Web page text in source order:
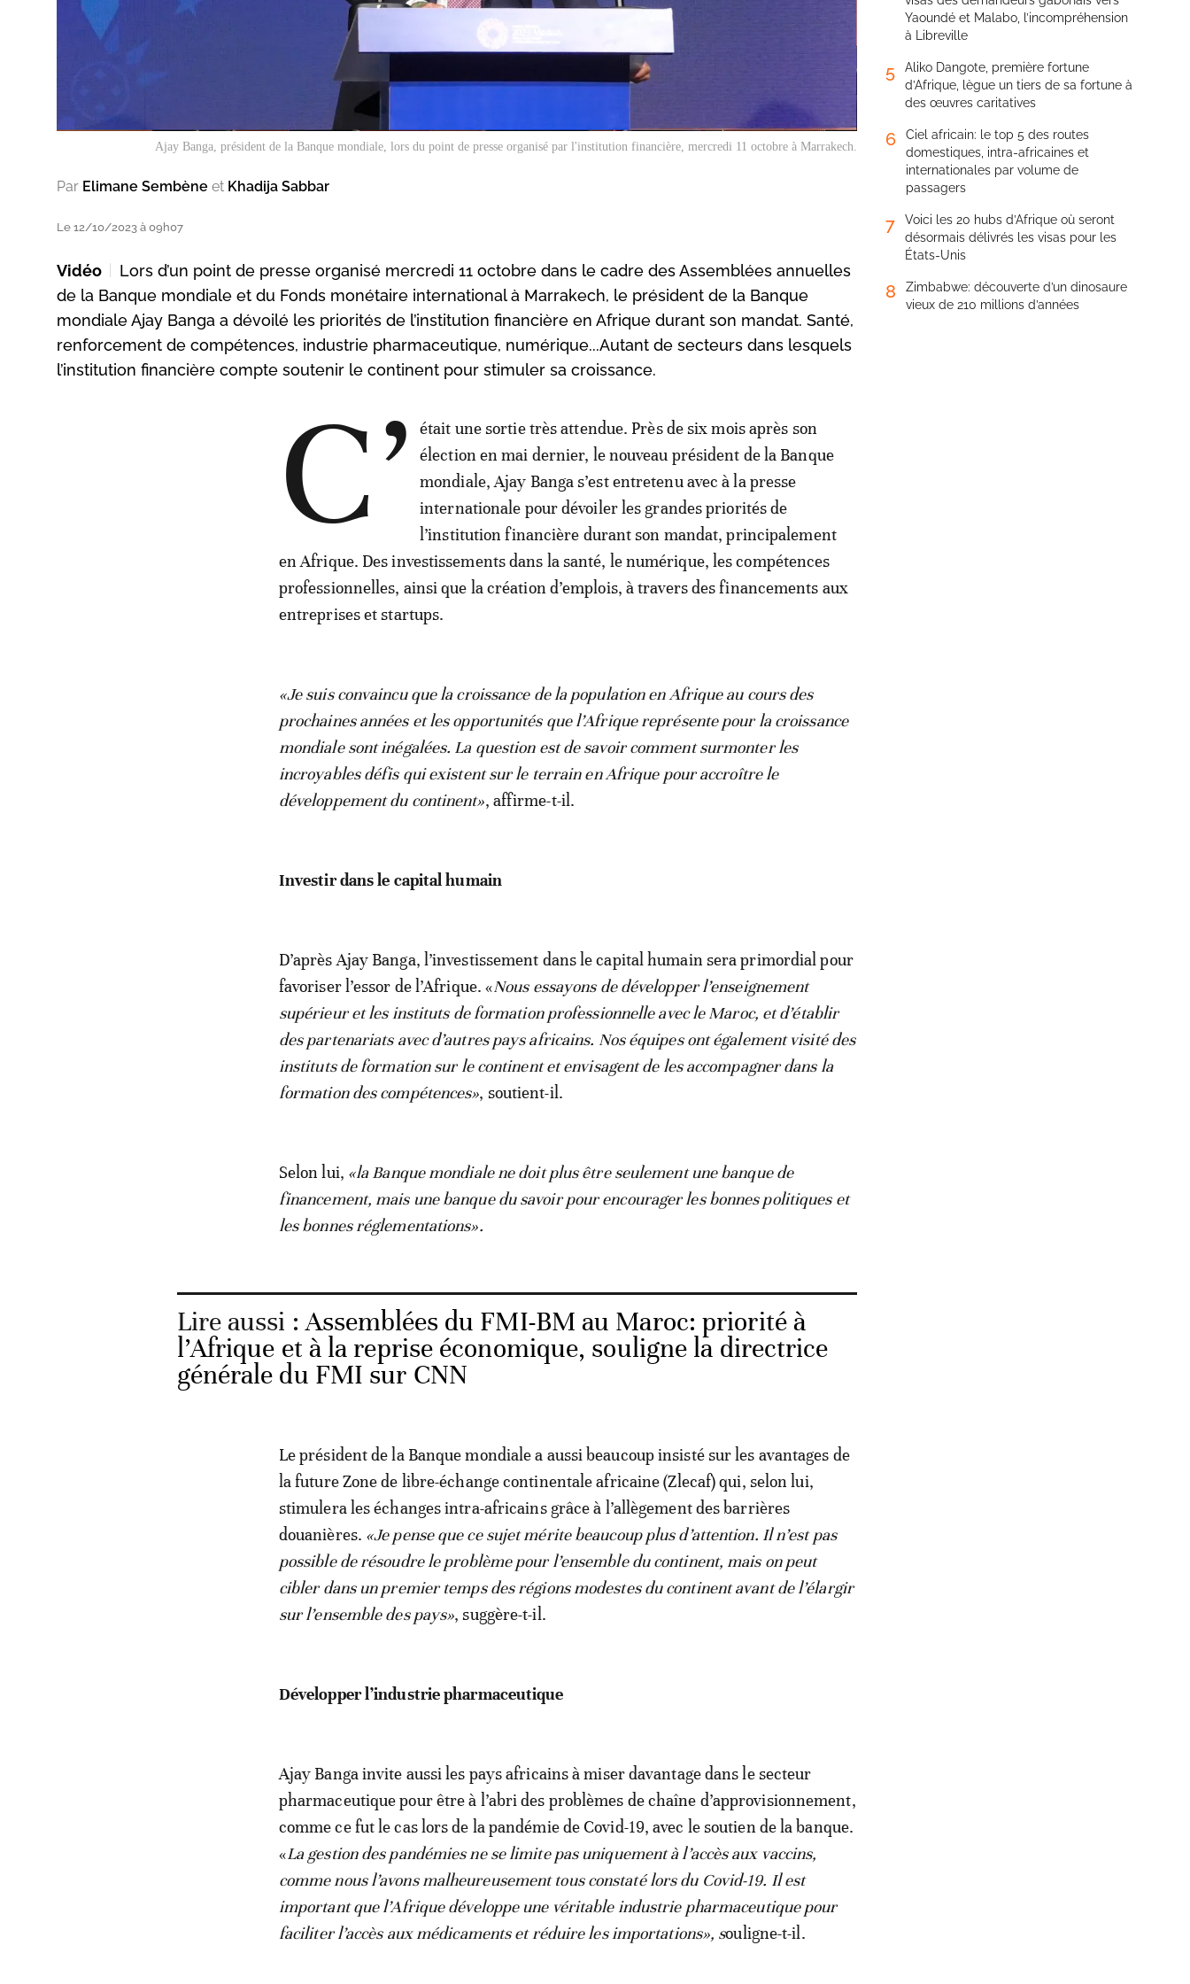
Ajay Banga, président de la Banque mondiale, lors du point de presse organisé par l'institution financière, mercredi 11 octobre à Marrakech.
Par Elimane Sembène et Khadija Sabbar
Le 12/10/2023 à 09h07
Vidéo
Lors d’un point de presse organisé mercredi 11 octobre dans le cadre des Assemblées annuelles
de la Banque mondiale et du Fonds monétaire international à Marrakech, le président de la Banque
mondiale Ajay Banga a dévoilé les priorités de l’institution financière en Afrique durant son mandat. Santé,
renforcement de compétences, industrie pharmaceutique, numérique...Autant de secteurs dans lesquels
l’institution financière compte soutenir le continent pour stimuler sa croissance.
C’
était une sortie très attendue. Près de six mois après son
élection en mai dernier, le nouveau président de la Banque
mondiale, Ajay Banga s’est entretenu avec à la presse
internationale pour dévoiler les grandes priorités de
l’institution financière durant son mandat, principalement
en Afrique. Des investissements dans la santé, le numérique, les compétences
professionnelles, ainsi que la création d’emplois, à travers des financements aux
entreprises et startups.
«Je suis convaincu que la croissance de la population en Afrique au cours des
prochaines années et les opportunités que l’Afrique représente pour la croissance
mondiale sont inégalées. La question est de savoir comment surmonter les
incroyables défis qui existent sur le terrain en Afrique pour accroître le
développement du continent», affirme-t-il.
Investir dans le capital humain
D’après Ajay Banga, l’investissement dans le capital humain sera primordial pour
favoriser l’essor de l’Afrique. «Nous essayons de développer l’enseignement
supérieur et les instituts de formation professionnelle avec le Maroc, et d’établir
des partenariats avec d’autres pays africains. Nos équipes ont également visité des
instituts de formation sur le continent et envisagent de les accompagner dans la
formation des compétences», soutient-il.
Selon lui, «la Banque mondiale ne doit plus être seulement une banque de
financement, mais une banque du savoir pour encourager les bonnes politiques et
les bonnes réglementations».
Lire aussi :Assemblées du FMI-BM au Maroc: priorité à
l’Afrique et à la reprise économique, souligne la directrice
générale du FMI sur CNN
Le président de la Banque mondiale a aussi beaucoup insisté sur les avantages de
la future Zone de libre-échange continentale africaine (Zlecaf) qui, selon lui,
stimulera les échanges intra-africains grâce à l’allègement des barrières
douanières. «Je pense que ce sujet mérite beaucoup plus d’attention. Il n’est pas
possible de résoudre le problème pour l’ensemble du continent, mais on peut
cibler dans un premier temps des régions modestes du continent avant de l’élargir
sur l’ensemble des pays», suggère-t-il.
Développer l’industrie pharmaceutique
Ajay Banga invite aussi les pays africains à miser davantage dans le secteur
pharmaceutique pour être à l’abri des problèmes de chaîne d’approvisionnement,
comme ce fut le cas lors de la pandémie de Covid-19, avec le soutien de la banque.
«La gestion des pandémies ne se limite pas uniquement à l’accès aux vaccins,
comme nous l’avons malheureusement tous constaté lors du Covid-19. Il est
important que l’Afrique développe une véritable industrie pharmaceutique pour
faciliter l’accès aux médicaments et réduire les importations», souligne-t-il.
Yaoundé et Malabo, l’incompréhension
à Libreville
5
Aliko Dangote, première fortune
d’Afrique, lègue un tiers de sa fortune à
des œuvres caritatives
6
Ciel africain: le top 5 des routes
domestiques, intra-africaines et
internationales par volume de
passagers
7
Voici les 20 hubs d’Afrique où seront
désormais délivrés les visas pour les
États-Unis
8
Zimbabwe: découverte d’un dinosaure
vieux de 210 millions d’années